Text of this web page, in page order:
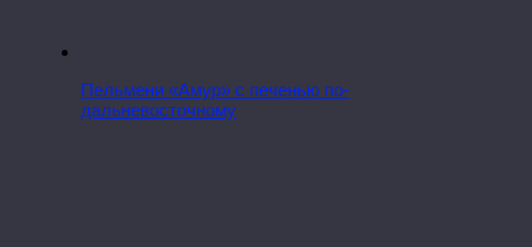
Пельмени «Амур» с печенью по-
дальневосточному